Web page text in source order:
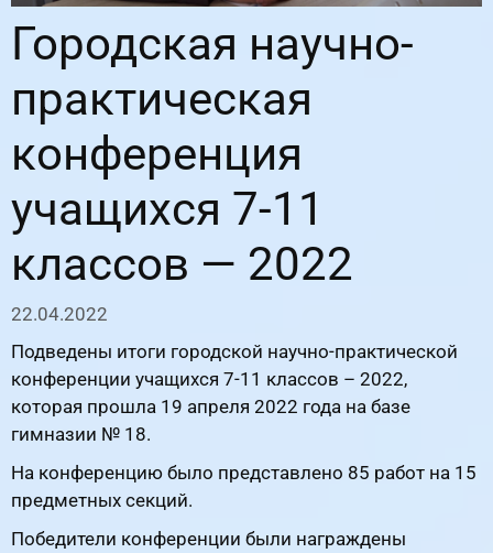
Городская научно-
практическая
конференция
учащихся 7-11
классов — 2022
22.04.2022
Подведены итоги городской научно-практической
конференции учащихся 7-11 классов – 2022,
которая прошла 19 апреля 2022 года на базе
гимназии № 18.
На конференцию было представлено 85 работ на 15
предметных секций.
Победители конференции были награждены